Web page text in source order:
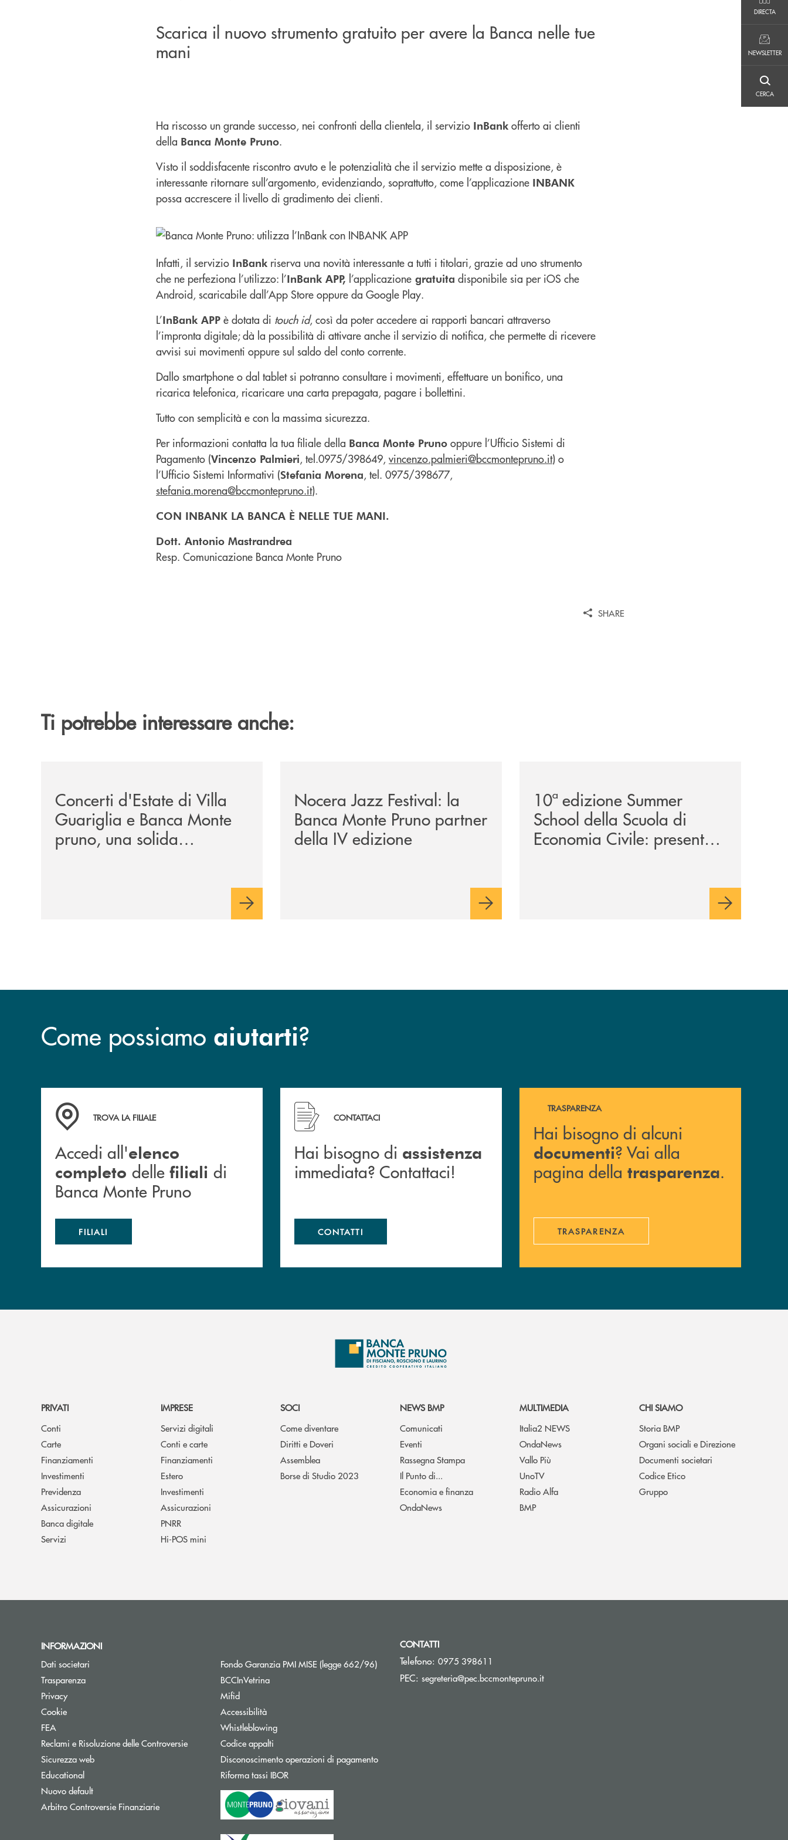
DIRECTA
NEWSLETTER
CERCA
Scarica il nuovo strumento gratuito per avere la Banca nelle tue
mani
Ha riscosso un grande successo, nei confronti della clientela, il servizio InBank offerto ai clienti
della Banca Monte Pruno.
Visto il soddisfacente riscontro avuto e le potenzialità che il servizio mette a disposizione, è
interessante ritornare sull’argomento, evidenziando, soprattutto, come l’applicazione INBANK
possa accrescere il livello di gradimento dei clienti.
Infatti, il servizio InBank riserva una novità interessante a tutti i titolari, grazie ad uno strumento
che ne perfeziona l’utilizzo: l’InBank APP, l’applicazione gratuita disponibile sia per iOS che
Android, scaricabile dall’App Store oppure da Google Play.
L’InBank APP è dotata di touch id, così da poter accedere ai rapporti bancari attraverso
l’impronta digitale; dà la possibilità di attivare anche il servizio di notifica, che permette di ricevere
avvisi sui movimenti oppure sul saldo del conto corrente.
Dallo smartphone o dal tablet si potranno consultare i movimenti, effettuare un bonifico, una
ricarica telefonica, ricaricare una carta prepagata, pagare i bollettini.
Tutto con semplicità e con la massima sicurezza.
Per informazioni contatta la tua filiale della Banca Monte Pruno oppure l’Ufficio Sistemi di
Pagamento (Vincenzo Palmieri, tel.0975/398649, vincenzo.palmieri@bccmontepruno.it) o
l’Ufficio Sistemi Informativi (Stefania Morena, tel. 0975/398677,
stefania.morena@bccmontepruno.it).
CON INBANK LA BANCA È NELLE TUE MANI.
Dott. Antonio Mastrandrea
Resp. Comunicazione Banca Monte Pruno
SHARE
Ti potrebbe interessare anche:
Concerti d'Estate di Villa
Guariglia e Banca Monte
pruno, una solida
collaborazione anche per
Nocera Jazz Festival: la
Banca Monte Pruno partner
della IV edizione
10ª edizione Summer
School della Scuola di
Economia Civile: presente
anche la Banca Monte
Come possiamo aiutarti?
Accedi all' elenco completo&nbsp; delle&nbsp; filiali&nbsp; di Banca Monte Pruno
TROVA LA FILIALE
Accedi all'elenco
completo delle filiali di
Banca Monte Pruno
FILIALI
Hai bisogno di assistenza immediata? Contattaci!
CONTATTACI
Hai bisogno di assistenza
immediata? Contattaci!
CONTATTI
Hai bisogno di alcuni documenti ? Vai alla pagina della
TRASPARENZA
Hai bisogno di alcuni
documenti? Vai alla
pagina della trasparenza.
TRASPARENZA
PRIVATI
Conti
Carte
Finanziamenti
Investimenti
Previdenza
Assicurazioni
Banca digitale
Servizi
IMPRESE
Servizi digitali
Conti e carte
Finanziamenti
Estero
Investimenti
Assicurazioni
PNRR
Hi-POS mini
SOCI
Come diventare
Diritti e Doveri
Assemblea
Borse di Studio 2023
NEWS BMP
Comunicati
Eventi
Rassegna Stampa
Il Punto di...
Economia e finanza
OndaNews
MULTIMEDIA
Italia2 NEWS
OndaNews
Vallo Più
UnoTV
Radio Alfa
BMP
CHI SIAMO
Storia BMP
Organi sociali e Direzione
Documenti societari
Codice Etico
Gruppo
INFORMAZIONI
Dati societari
Trasparenza
Privacy
Cookie
FEA
Reclami e Risoluzione delle Controversie
Sicurezza web
Educational
Nuovo default
Arbitro Controversie FinanziarieApre una nuova finestra
Fondo Garanzia PMI MISE (legge 662/96)Apre una nuova finestra
BCCInVetrina
Mifid
Accessibilità
Whistleblowing
Codice appalti
Disconoscimento operazioni di pagamento
Riforma tassi IBORApre una nuova finestra
CONTATTI
Telefono: 0975 398611
PEC: segreteria@pec.bccmontepruno.it(si apre l’app di posta elettronica)